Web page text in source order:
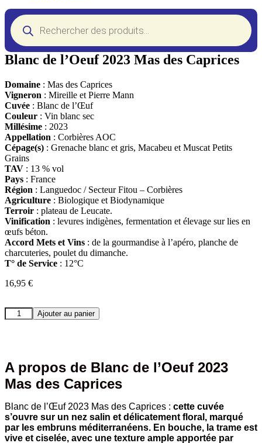
Recherche
de
produits
Blanc de l’Oeuf 2023 Mas des Caprices
Domaine : Mas des Caprices
Vigneron : Mireille et Pierre Mann
Cuvée : Blanc de l’Œuf
Couleur : Vin blanc sec
Millésime : 2023
Appellation : Corbières AOC
Cépage(s) : Grenache blanc et gris, Macabeu et Muscat Petits
Grains
TAV : 13 % vol
Pays : France
Région : Languedoc / Secteur Fitou – Corbières
Agriculture : Biologique et Biodynamique
Terroir : plateau de Leucate.
Vinification : levures indigènes, fermentation et élevage sur lies en
œufs béton.
Accord Mets et Vins : de la gourmandise à l’apéro, planche de
charcuteries, poulet du dimanche.
T° de Service : 12°C
16,95 €
quantité
de
2023
Mas
des
Ajouter au panier
A propos de Blanc de l’Oeuf 2023
Mas des Caprices
Blanc de l’Œuf 2023 Mas des Caprices : cette cuvée
s’ouvre sur un nez salin et délicatement floral, marqué
par les embruns méditerranéens. En bouche, la trame est
vive et ciselée, avec une texture ample apportée par